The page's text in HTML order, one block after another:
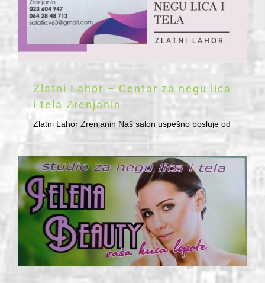
Zlatni Lahor – Centar za negu lica
i tela Zrenjanin
Zlatni Lahor Zrenjanin Naš salon uspešno posluje od